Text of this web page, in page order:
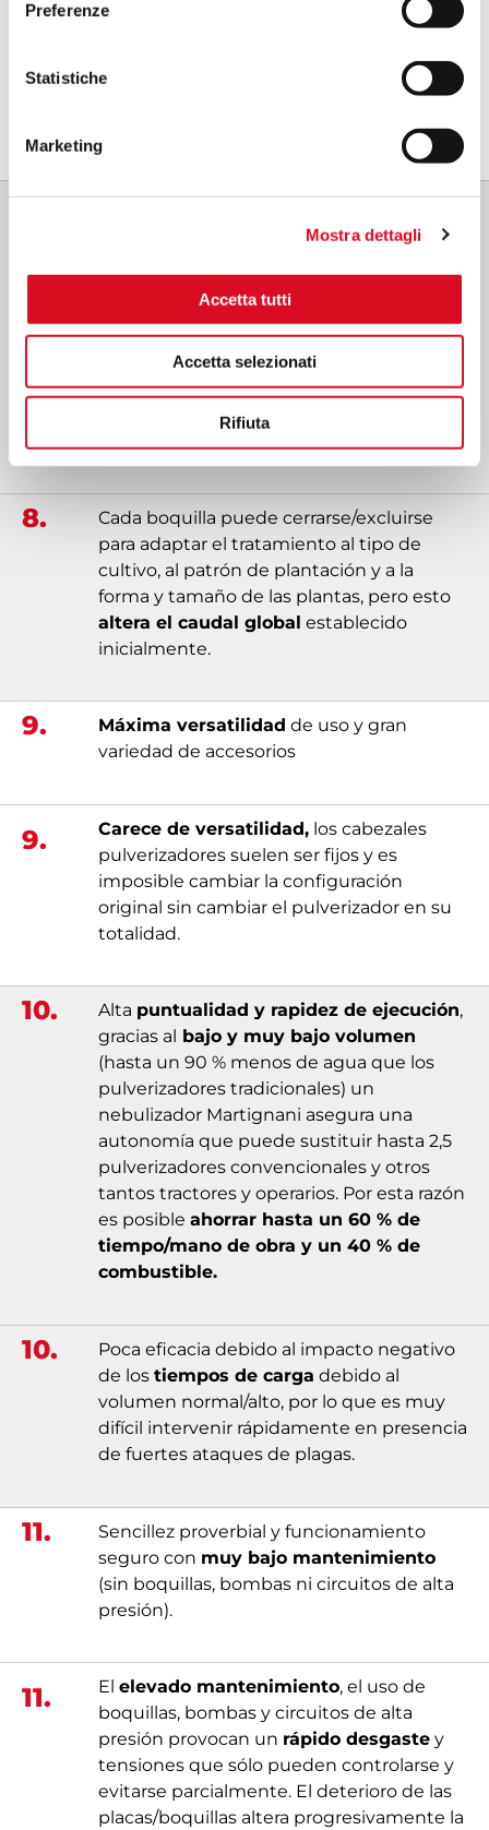
Preferenze
Statistiche
Marketing
Mostra dettagli
Accetta tutti
Accetta selezionati
Rifiuta
7.
Imposible realizar un ajuste
ya que depende del color de la placa de la
boquilla(sujeta a un rápido desgaste), de
la presión y de la velocidad de avance.
8.
Cada micronizador o cabezal puede
cerrarse o ajustarse de forma
dirigiendo el chorro de aire y la niebla
química mezclada en función del tipo de
cultivo, el patrón de plantación y la forma
y tamaño de las plantas, garantizando la
cobertura incluso en las partes más
8.
Cada boquilla puede cerrarse/excluirse
para adaptar el tratamiento al tipo de
cultivo, al patrón de plantación y a la
forma y tamaño de las plantas, pero esto
altera el caudal global establecido
inicialmente.
9. Máxima versatilidad de uso y gran
variedad de accesorios
9. Carece de versatilidad, los cabezales
pulverizadores suelen ser fijos y es
imposible cambiar la configuración
original sin cambiar el pulverizador en su
totalidad.
10. Alta puntualidad y rapidez de ejecución,
gracias al bajo y muy bajo volumen
(hasta un 90 % menos de agua que los
pulverizadores tradicionales) un
nebulizador Martignani asegura una
autonomía que puede sustituir hasta 2,5
pulverizadores convencionales y otros
tantos tractores y operarios. Por esta razón
es posible ahorrar hasta un 60 % de
tiempo/mano de obra y un 40 % de
combustible.
10.
Poca eficacia debido al impacto negativo
de los tiempos de carga debido al
volumen normal/alto, por lo que es muy
difícil intervenir rápidamente en presencia
de fuertes ataques de plagas.
11.
Sencillez proverbial y funcionamiento
seguro con muy bajo mantenimiento
(sin boquillas, bombas ni circuitos de alta
presión).
11. El elevado mantenimiento, el uso de
boquillas, bombas y circuitos de alta
presión provocan un rápido desgaste y
tensiones que sólo pueden controlarse y
evitarse parcialmente. El deterioro de las
placas/boquillas altera progresivamente la